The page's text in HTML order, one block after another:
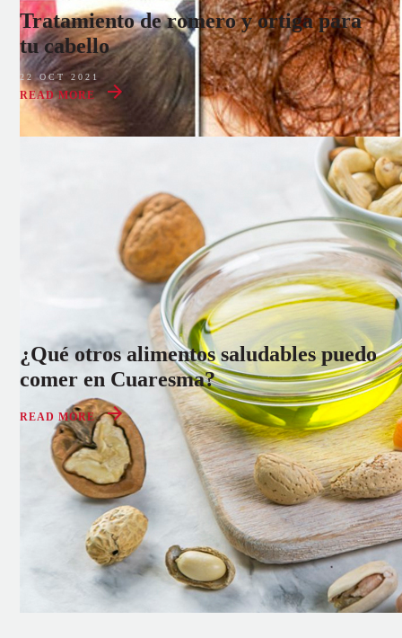
Tratamiento de romero y ortiga para
tu cabello
22 OCT 2021
READ MORE
¿Qué otros alimentos saludables puedo
comer en Cuaresma?
READ MORE